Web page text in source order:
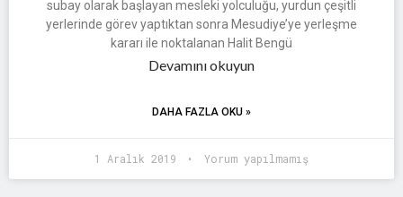
subay olarak başlayan mesleki yolculuğu, yurdun çeşitli
yerlerinde görev yaptıktan sonra Mesudiye’ye yerleşme
kararı ile noktalanan Halit Bengü
Devamını okuyun
DAHA FAZLA OKU »
1 Aralık 2019 Yorum yapılmamış